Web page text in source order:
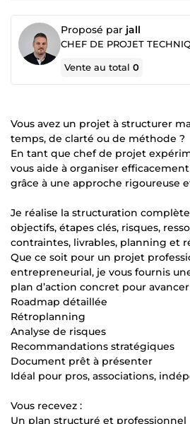
Proposé par jall
Vente au total0
Vous avez un projet à structurer
temps, de clarté ou de méthode ?
En tant que chef de projet
vous aide à organiser
grâce à une approche rigoureuse
Je réalise la structuration
objectifs, étapes clés, risques,
contraintes, livrables, planning et
Que ce soit pour un projet
entrepreneurial, je vous fournis
plan d’action concret pour
Roadmap détaillée
Rétroplanning
Analyse de risques
Recommandations stratégiques
Document prêt à présenter
Idéal pour pros, associations,
Vous recevez :
Un plan structuré et professionnel